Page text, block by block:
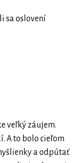
sa oslovení
veľký záujem.
A to bolo cieľom
a odpútať